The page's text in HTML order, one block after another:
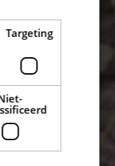
Targeting